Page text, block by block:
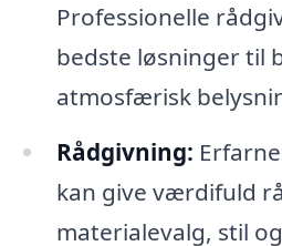
Professionelle
bedste løsninger til
atmosfærisk
Rådgivning:
kan give værdifuld
materialevalg, stil